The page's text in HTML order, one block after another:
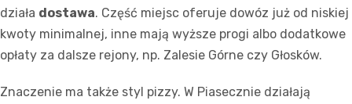
działa dostawa. Część miejsc oferuje dowóz już od niskiej
kwoty minimalnej, inne mają wyższe progi albo dodatkowe
opłaty za dalsze rejony, np. Zalesie Górne czy Głosków.
Znaczenie ma także styl pizzy. W Piasecznie działają